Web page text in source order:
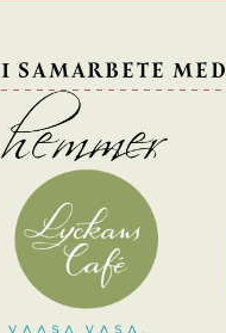
I SAMARBETE MED